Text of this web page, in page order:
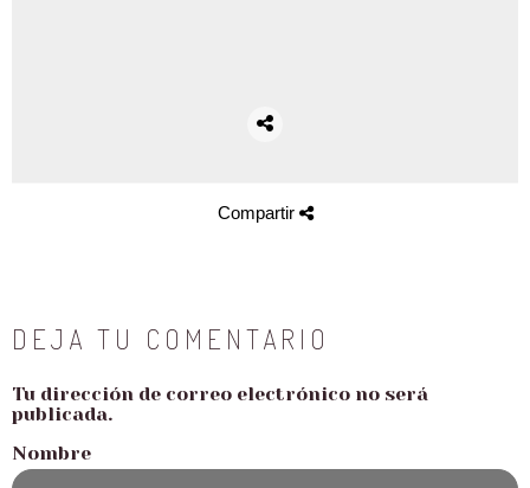
Compartir
DEJA TU COMENTARIO
Tu dirección de correo electrónico no será
publicada.
Nombre